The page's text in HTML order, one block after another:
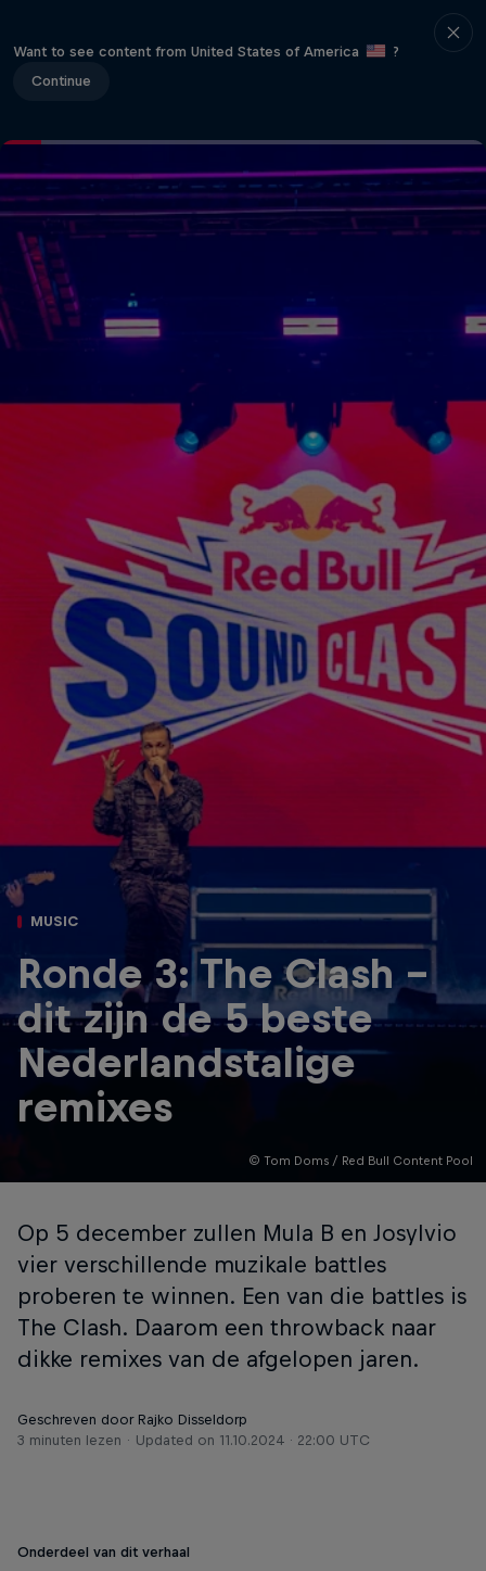
Want to see content from United States of America
?
Continue
© Tom Doms / Red Bull Content Pool
MUSIC
Ronde 3: The Clash –
dit zijn de 5 beste
Nederlandstalige
remixes
Op 5 december zullen Mula B en Josylvio
vier verschillende muzikale battles
proberen te winnen. Een van die battles is
The Clash. Daarom een throwback naar
dikke remixes van de afgelopen jaren.
Geschreven door Rajko Disseldorp
3 minuten lezen
Updated on 11.10.2024 · 22:00 UTC
Onderdeel van dit verhaal